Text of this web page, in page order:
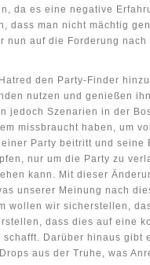
da es eine negative
dass man nicht mächtig
nun auf die Forderung
den Party-Finder
nutzen und genießen
jedoch Szenarien in der
missbraucht haben, um
Party beitritt und seine
nur um die Party zu
kann. Mit dieser
unserer Meinung nach
wollen wir sicherstellen,
dass dies auf eine
Darüber hinaus gibt
aus der Truhe, was